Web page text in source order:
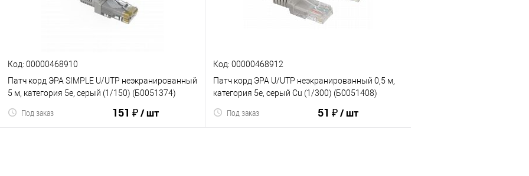
В избранное В избранное
Код: 00000468910
Патч корд ЭРА SIMPLE U/UTP неэкранированный
5 м, категория 5e, серый (1/150) (Б0051374)
151 ₽/ шт
Под заказ
Код: 00000468912
Патч корд ЭРА U/UTP неэкранированный 0,5 м,
категория 5e, серый Cu (1/300) (Б0051408)
51 ₽/ шт
Под заказ